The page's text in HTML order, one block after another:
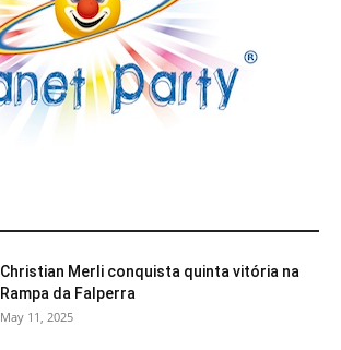
Christian Merli conquista quinta vitória na
Rampa da Falperra
May 11, 2025